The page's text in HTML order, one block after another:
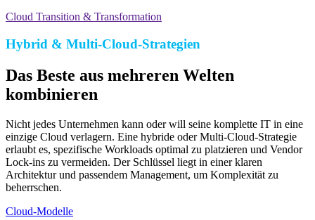
Cloud Transition & Transformation
Hybrid & Multi-Cloud-Strategien
Das Beste aus mehreren Welten
kombinieren
Nicht jedes Unternehmen kann oder will seine komplette IT in eine
einzige Cloud verlagern. Eine hybride oder Multi-Cloud-Strategie
erlaubt es, spezifische Workloads optimal zu platzieren und Vendor
Lock-ins zu vermeiden. Der Schlüssel liegt in einer klaren
Architektur und passendem Management, um Komplexität zu
beherrschen.
Cloud-Modelle